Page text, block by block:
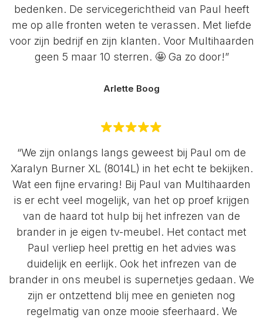
bedenken. De servicegerichtheid van Paul heeft
me op alle fronten weten te verassen. Met liefde
voor zijn bedrijf en zijn klanten. Voor Multihaarden
geen 5 maar 10 sterren. 🤩 Ga zo door!”
Arlette Boog
“We zijn onlangs langs geweest bij Paul om de
Xaralyn Burner XL (8014L) in het echt te bekijken.
Wat een fijne ervaring! Bij Paul van Multihaarden
is er echt veel mogelijk, van het op proef krijgen
van de haard tot hulp bij het infrezen van de
brander in je eigen tv-meubel. Het contact met
Paul verliep heel prettig en het advies was
duidelijk en eerlijk. Ook het infrezen van de
brander in ons meubel is supernetjes gedaan. We
zijn er ontzettend blij mee en genieten nog
regelmatig van onze mooie sfeerhaard. We